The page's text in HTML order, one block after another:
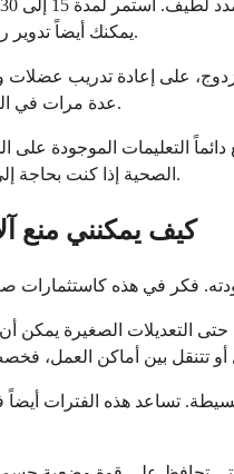
يمكنك أيضاً تدوير رأسك بلطف للنظر فوق كل كتف.
على إعادة تدريب
عدة مرات في اليوم لبناء القوة دون إضافة إجهاد.
دائماً التعليمات الموجودة
الصحية إذا كنت بحاجة إلى استخدامها لأكثر من بضعة أيام.
كيف يمكنني منع
التعديلات الصغيرة يمكن
تساعد هذه الفترات أيضاً